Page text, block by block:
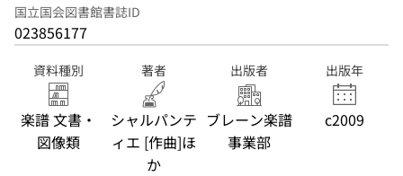
国立国会図書館書誌ID
023856177
資料種別
楽譜 文書・
図像類
著者
シャルパンテ
ィエ [作曲]ほ
か
出版者
ブレーン楽譜
事業部
出版年
c2009